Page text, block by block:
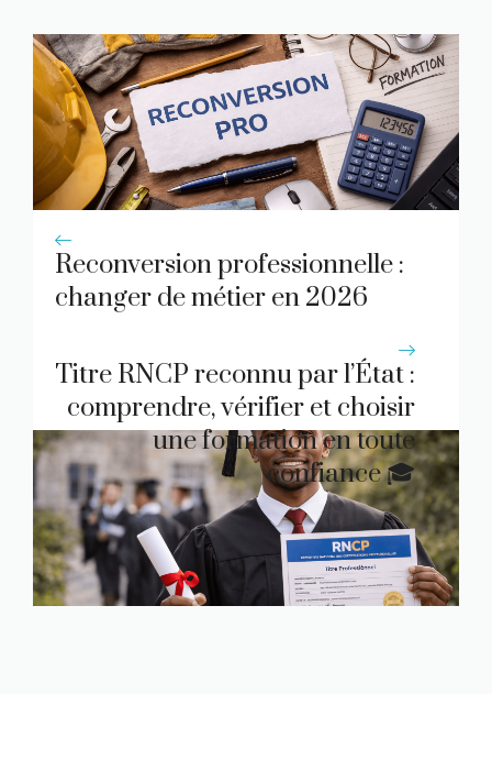
Reconversion professionnelle :
changer de métier en 2026
Titre RNCP reconnu par l’État :
comprendre, vérifier et choisir
une formation en toute
confiance 🎓